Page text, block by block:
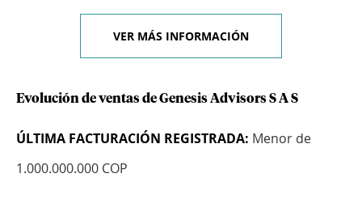
VER MÁS INFORMACIÓN
Evolución de ventas de Genesis Advisors S A S
ÚLTIMA FACTURACIÓN REGISTRADA: Menor de
1.000.000.000 COP